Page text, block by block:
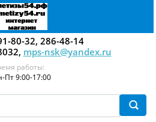
80-32, 286-48-14
mps-nsk@yandex.ru
работы:
Пт 9:00-17:00